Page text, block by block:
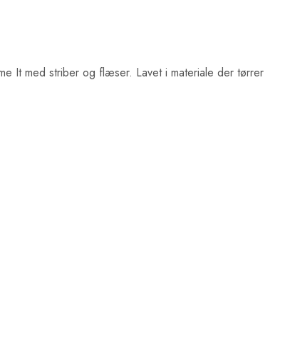
It med striber og flæser. Lavet i materiale der tørrer